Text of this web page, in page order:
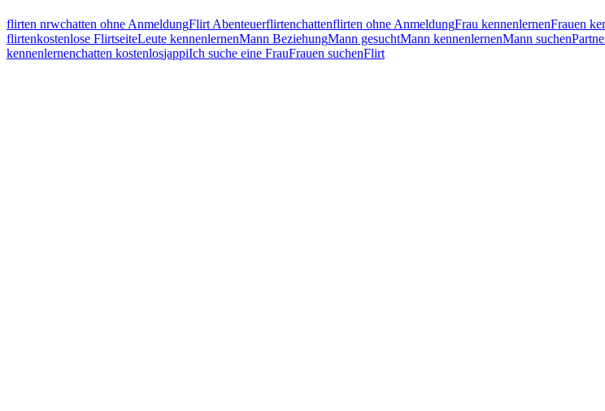
flirten nrwchatten ohne AnmeldungFlirt Abenteuerflirtenchattenflirten ohne AnmeldungFrau kennenlernenFrauen
flirtenkostenlose FlirtseiteLeute kennenlernenMann BeziehungMann gesuchtMann kennenlernenMann suchen
kennenlernenchatten kostenlosjappiIch suche eine FrauFrauen suchenFlirt